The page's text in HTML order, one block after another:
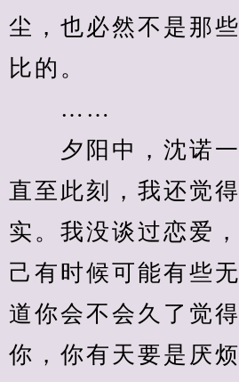
尘，也必然不是那
比的。
……
夕阳中，沈诺一
直至此刻，我还觉
实。我没谈过恋爱
己有时候可能有些
道你会不会久了觉
你，你有天要是厌